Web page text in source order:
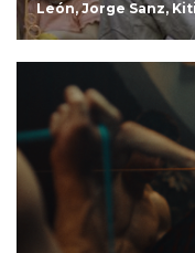
León, Jorge Sanz,